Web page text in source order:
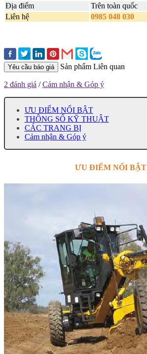
Địa điểm
Trên toàn quốc
Liên hệ
0985 048 030
Yêu cầu báo giá Sản phẩm Liên quan
2 đánh giá /Cảm nhận & Góp ý
ƯU ĐIỂM NỔI BẬT
THÔNG SỐ KỸ THUẬT
CÁC TRANG BỊ
Cảm nhận & Góp ý
ƯU ĐIỂM NỔI BẬT